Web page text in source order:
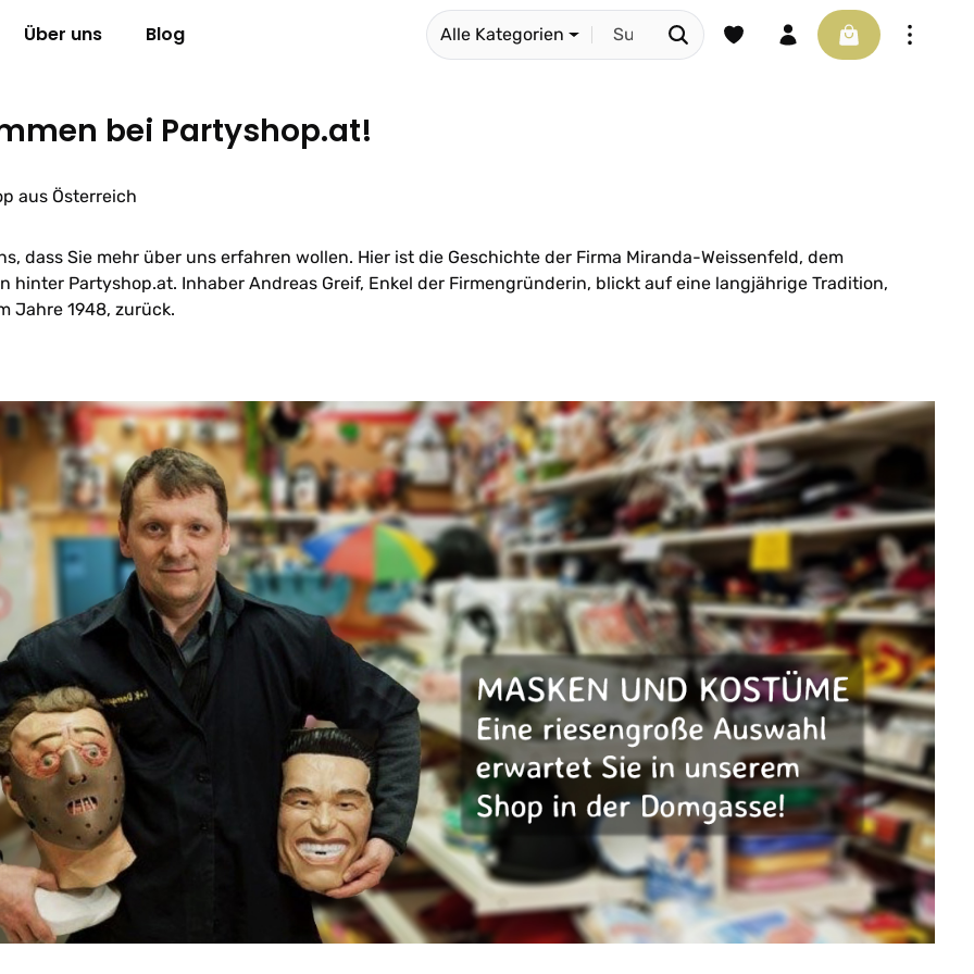
Über uns Blog Alle Kategorien
Du hast 0 Produkte auf dem
Warenkorb
bei Partyshop.at!
aus Österreich
dass Sie mehr über uns erfahren wollen. Hier ist die Geschichte der Firma Miranda-Weissenfeld, dem
hinter Partyshop.at. Inhaber Andreas Greif, Enkel der Firmengründerin, blickt auf eine langjährige Tradition,
Jahre 1948, zurück.